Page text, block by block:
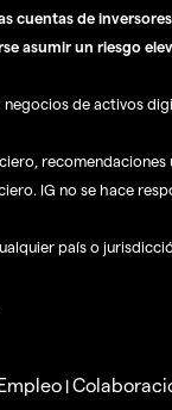
cuentas de
asumir un riesgo
de activos
recomendaciones
IG no se hace
país o
|